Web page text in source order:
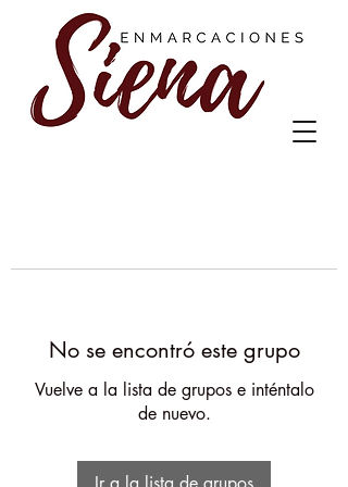
No se encontró este grupo
Vuelve a la lista de grupos e inténtalo
de nuevo.